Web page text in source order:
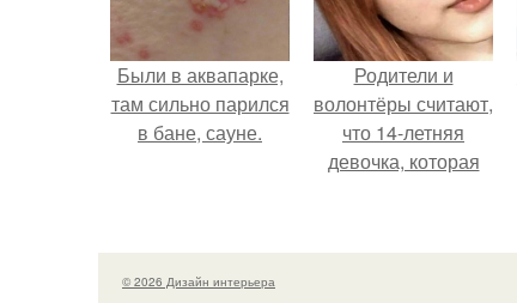
Были в аквапарке,
там сильно парился
в бане, сауне.
Родители и
волонтёры считают,
что 14-летняя
девочка, которая
Дронов в Туапсе,
© 2026 Дизайн интерьера